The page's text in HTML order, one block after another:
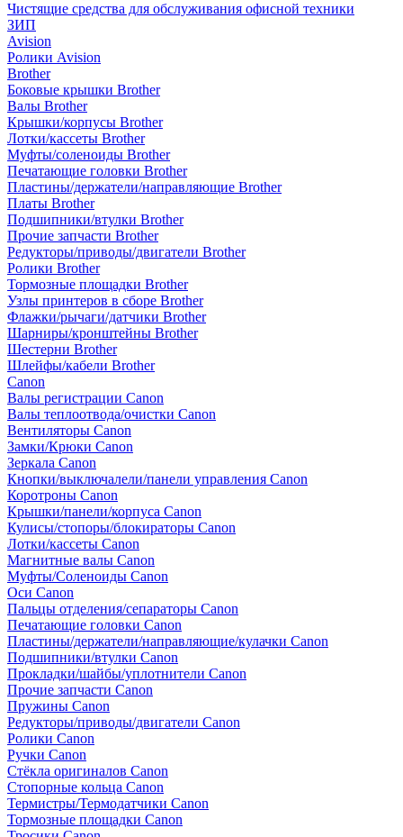
Чистящие средства для обслуживания офисной техники
ЗИП
Avision
Ролики Avision
Brother
Боковые крышки Brother
Валы Brother
Крышки/корпусы Brother
Лотки/кассеты Brother
Муфты/соленоиды Brother
Печатающие головки Brother
Пластины/держатели/направляющие Brother
Платы Brother
Подшипники/втулки Brother
Прочие запчасти Brother
Редукторы/приводы/двигатели Brother
Ролики Brother
Тормозные площадки Brother
Узлы принтеров в сборе Brother
Флажки/рычаги/датчики Brother
Шарниры/кронштейны Brother
Шестерни Brother
Шлейфы/кабели Brother
Canon
Валы регистрации Canon
Валы теплоотвода/очистки Canon
Вентиляторы Canon
Замки/Крюки Canon
Зеркала Canon
Кнопки/выключалели/панели управления Canon
Коротроны Canon
Крышки/панели/корпуса Canon
Кулисы/стопоры/блокираторы Canon
Лотки/кассеты Canon
Магнитные валы Canon
Муфты/Соленоиды Canon
Оси Canon
Пальцы отделения/сепараторы Canon
Печатающие головки Canon
Пластины/держатели/направляющие/кулачки Canon
Подшипники/втулки Canon
Прокладки/шайбы/уплотнители Canon
Прочие запчасти Canon
Пружины Canon
Редукторы/приводы/двигатели Canon
Ролики Canon
Ручки Canon
Стёкла оригиналов Canon
Стопорные кольца Canon
Термистры/Термодатчики Canon
Тормозные площадки Canon